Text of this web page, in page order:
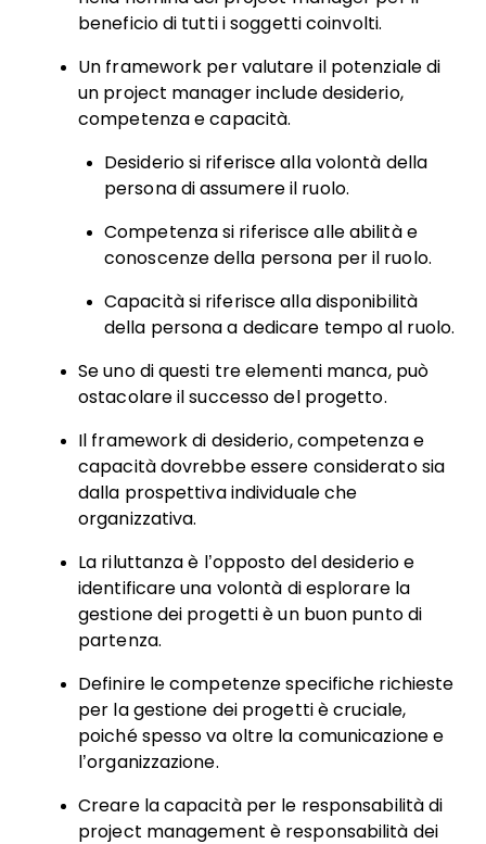
beneficio di tutti i soggetti coinvolti.
Un framework per valutare il potenziale di
un project manager include desiderio,
competenza e capacità.
Desiderio si riferisce alla volontà della
persona di assumere il ruolo.
Competenza si riferisce alle abilità e
conoscenze della persona per il ruolo.
Capacità si riferisce alla disponibilità
della persona a dedicare tempo al ruolo.
Se uno di questi tre elementi manca, può
ostacolare il successo del progetto.
Il framework di desiderio, competenza e
capacità dovrebbe essere considerato sia
dalla prospettiva individuale che
organizzativa.
La riluttanza è l’opposto del desiderio e
identificare una volontà di esplorare la
gestione dei progetti è un buon punto di
partenza.
Definire le competenze specifiche richieste
per la gestione dei progetti è cruciale,
poiché spesso va oltre la comunicazione e
l’organizzazione.
Creare la capacità per le responsabilità di
project management è responsabilità dei